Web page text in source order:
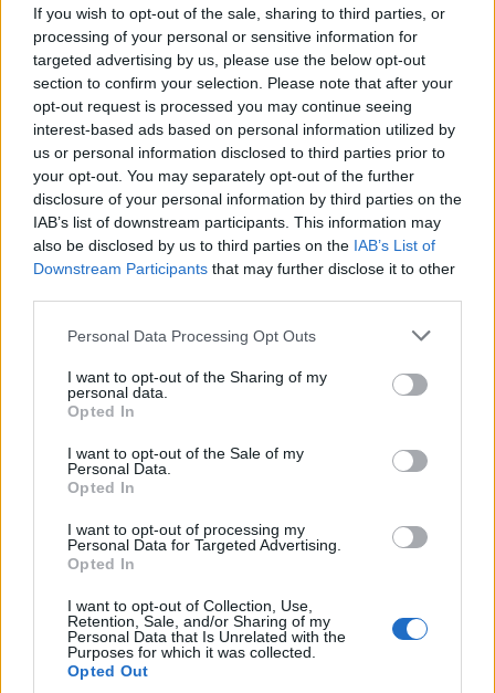
If you wish to opt-out of the sale, sharing to third parties, or
processing of your personal or sensitive information for
targeted advertising by us, please use the below opt-out
section to confirm your selection. Please note that after your
opt-out request is processed you may continue seeing
interest-based ads based on personal information utilized by
us or personal information disclosed to third parties prior to
your opt-out. You may separately opt-out of the further
disclosure of your personal information by third parties on the
IAB’s list of downstream participants. This information may
also be disclosed by us to third parties on the IAB’s List of
Downstream Participants that may further disclose it to other
Please note that this website/app uses one or more Google
not limited to your visit or usage behaviour. You may click to
grant or deny consent to Google and its third-party tags to
use your data for below specified purposes in below Google
consent section.
Personal Data Processing Opt Outs
I want to opt-out of the Sharing of my
personal data.
Opted In
I want to opt-out of the Sale of my
Personal Data.
Opted In
I want to opt-out of processing my
Personal Data for Targeted Advertising.
Opted In
I want to opt-out of Collection, Use,
Retention, Sale, and/or Sharing of my
Personal Data that Is Unrelated with the
Purposes for which it was collected.
Opted Out
Kötelező megkóstolni még a jambalayát vagy a kreol
curryt. Előbbi egy karibi eredetű fogás, húsból és
zöldségekből készül rizs és egy spéci alaplé
alapra tesznek kolbászt és apró rákokat (a levesben
már bemutatkoztak), a végén egy kis kókusztejjel
fűszerekkel. Kreol kolbászos lecsós rizs, bő lére
eresztve.